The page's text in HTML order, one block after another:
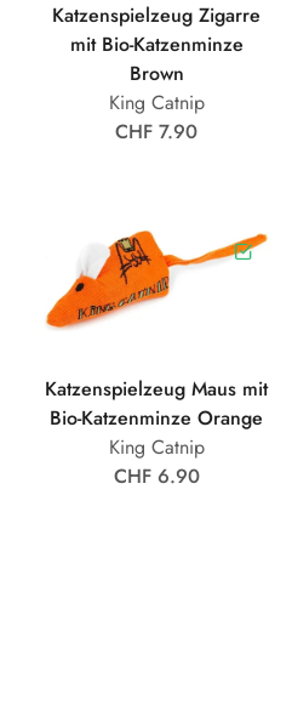
Katzenspielzeug Zigarre
mit Bio-Katzenminze
Brown
King Catnip
CHF 7.90
Katzenspielzeug Maus mit
Bio-Katzenminze Orange
King Catnip
CHF 6.90